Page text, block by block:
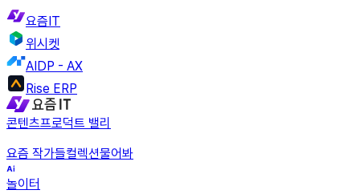
요즘IT
위시켓
AIDP - AX
Rise ERP
콘텐츠프로덕트 밸리
요즘 작가들컬렉션물어봐
놀이터